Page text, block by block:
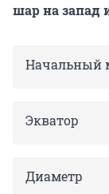
шар на запад
Начальный
Экватор
Диаметр